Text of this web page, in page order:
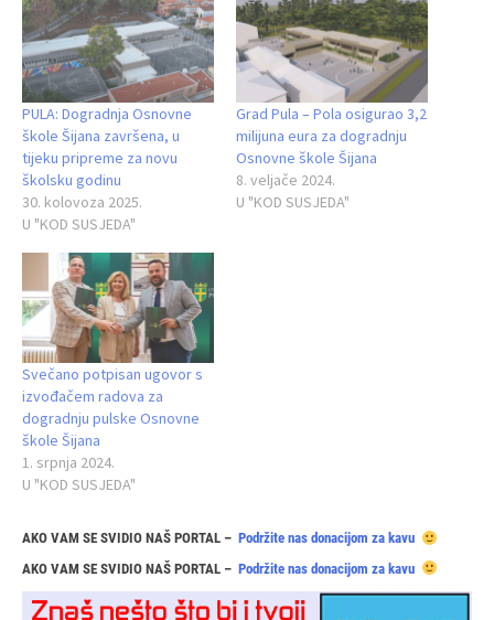
PULA: Dogradnja Osnovne
škole Šijana završena, u
tijeku pripreme za novu
školsku godinu
30. kolovoza 2025.
U "KOD SUSJEDA"
Grad Pula – Pola osigurao 3,2
milijuna eura za dogradnju
Osnovne škole Šijana
8. veljače 2024.
U "KOD SUSJEDA"
Svečano potpisan ugovor s
izvođačem radova za
dogradnju pulske Osnovne
škole Šijana
1. srpnja 2024.
U "KOD SUSJEDA"
AKO VAM SE SVIDIO NAŠ PORTAL – Podržite nas donacijom za kavu
AKO VAM SE SVIDIO NAŠ PORTAL – Podržite nas donacijom za kavu